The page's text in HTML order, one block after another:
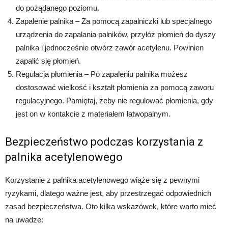
do pożądanego poziomu.
Zapalenie palnika – Za pomocą zapalniczki lub specjalnego
urządzenia do zapalania palników, przyłóż płomień do dyszy
palnika i jednocześnie otwórz zawór acetylenu. Powinien
zapalić się płomień.
Regulacja płomienia – Po zapaleniu palnika możesz
dostosować wielkość i kształt płomienia za pomocą zaworu
regulacyjnego. Pamiętaj, żeby nie regulować płomienia, gdy
jest on w kontakcie z materiałem łatwopalnym.
Bezpieczeństwo podczas korzystania z
palnika acetylenowego
Korzystanie z palnika acetylenowego wiąże się z pewnymi
ryzykami, dlatego ważne jest, aby przestrzegać odpowiednich
zasad bezpieczeństwa. Oto kilka wskazówek, które warto mieć
na uwadze: